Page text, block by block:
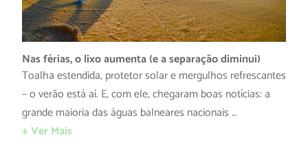
Nas férias, o lixo aumenta (e a separação diminui)
Toalha estendida, protetor solar e mergulhos refrescantes
– o verão está aí. E, com ele, chegaram boas notícias: a
grande maioria das águas balneares nacionais …
+ Ver Mais